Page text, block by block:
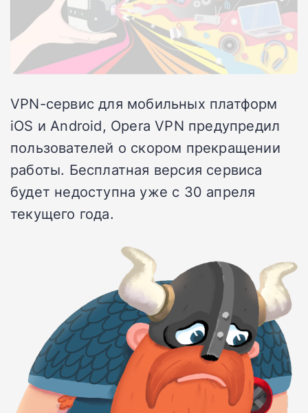
VPN-сервис для мобильных платформ
iOS и Android, Opera VPN предупредил
пользователей о скором прекращении
работы. Бесплатная версия сервиса
будет недоступна уже с 30 апреля
текущего года.